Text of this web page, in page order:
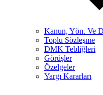
Kanun, Yön. Ve
Toplu Sözleşme
DMK Tebliğleri
Görüşler
Özelgeler
Yargı Kararları